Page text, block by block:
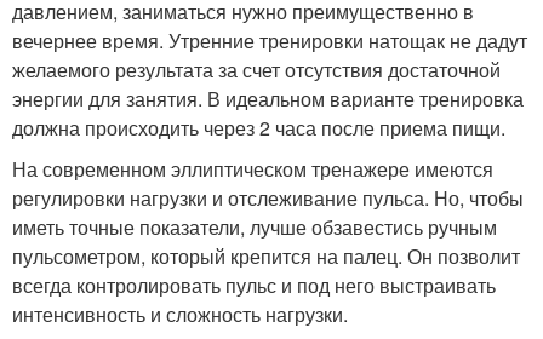
давлением, заниматься нужно преимущественно в
вечернее время. Утренние тренировки натощак не дадут
желаемого результата за счет отсутствия достаточной
энергии для занятия. В идеальном варианте тренировка
должна происходить через 2 часа после приема пищи.
На современном эллиптическом тренажере имеются
регулировки нагрузки и отслеживание пульса. Но, чтобы
иметь точные показатели, лучше обзавестись ручным
пульсометром, который крепится на палец. Он позволит
всегда контролировать пульс и под него выстраивать
интенсивность и сложность нагрузки.